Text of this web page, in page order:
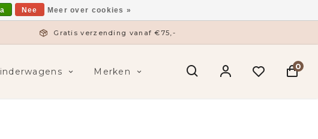
Gratis verzending vanaf €75,-
Merken 0
Nee Meer over cookies »